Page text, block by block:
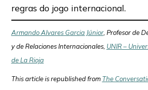
regras do jogo internacional.
Armando Alvares Garcia Júnior, Profesor de
y de Relaciones Internacionales, UNIR –
de La Rioja
This article is republished from The